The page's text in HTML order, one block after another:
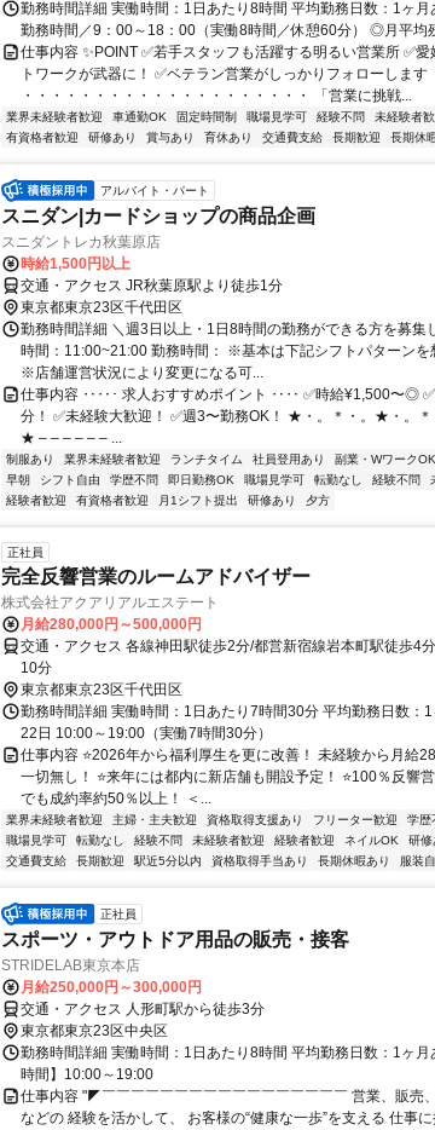
勤務時間詳細 実働時間：1日あたり8時間 平均勤務日数：1ヶ月
勤務時間／9：00～18：00（実働8時間／休憩60分） ◎月平均
仕事内容 ✨POINT ✅若手スタッフも活躍する明るい営業所 ✅
トワークが武器に！ ✅ベテラン営業がしっかりフォローします
・・・・・・・・・・・・・・・・・・・・ 「営業に挑戦...
業界未経験者歓迎 車通勤OK 固定時間制 職場見学可 経験不問 未経験者
有資格者歓迎
研修あり 賞与あり 育休あり 交通費支給 長期歓迎 長期休
アルバイト・パート
スニダン|カードショップの商品企画
スニダントレカ秋葉原店
時給1,500円以上
交通・アクセス JR秋葉原駅より徒歩1分
東京都東京23区千代田区
勤務時間詳細 ＼週3日以上・1日8時間の勤務ができる方を募集
時間：11:00~21:00 勤務時間： ※基本は下記シフトパターンを
※店舗運営状況により変更になる可...
仕事内容 ‥‥･ 求人おすすめポイント ‥‥ ✅時給¥1,500〜◎
分！ ✅未経験大歓迎！ ✅週3〜勤務OK！ ★・。＊・。★・。＊
★ – – – – – – ...
制服あり 業界未経験者歓迎 ランチタイム 社員登用あり 副業・WワークOK
早朝
シフト自由 学歴不問 即日勤務OK 職場見学可 転勤なし 経験不問
経験者歓迎
有資格者歓迎 月1シフト提出 研修あり 夕方
正社員
完全反響営業のルームアドバイザー
株式会社アクアリアルエステート
月給280,000円～500,000円
交通・アクセス 各線神田駅徒歩2分/都営新宿線岩本町駅徒歩4
10分
東京都東京23区千代田区
勤務時間詳細 実働時間：1日あたり7時間30分 平均勤務日数：
22日 10:00～19:00（実働7時間30分）
仕事内容 ⭐2026年から福利厚生を更に改善！ 未経験から月給
一切無し！ ⭐来年には都内に新店舗も開設予定！ ⭐100％反響
でも成約率約50％以上！ ＜...
業界未経験者歓迎 主婦・主夫歓迎 資格取得支援あり フリーター歓迎 学歴
職場見学可
転勤なし 経験不問 未経験者歓迎 経験者歓迎 ネイルOK 研修
交通費支給
長期歓迎 駅近5分以内 資格取得手当あり 長期休暇あり 服装
正社員
スポーツ・アウトドア用品の販売・接客
STRIDELAB東京本店
月給250,000円～300,000円
交通・アクセス 人形町駅から徒歩3分
東京都東京23区中央区
勤務時間詳細 実働時間：1日あたり8時間 平均勤務日数：1ヶ月
時間】10:00～19:00
仕事内容 "◤￣￣￣￣￣￣￣￣￣￣￣￣￣￣￣￣￣ 営業、販売
などの 経験を活かして、 お客様の“健康な一歩”を支える 仕事